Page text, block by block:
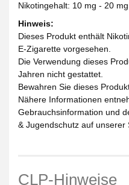
Nikotingehalt: 10 mg - 20
Hinweis:
Dieses Produkt enthält
E-Zigarette vorgesehen.
Die Verwendung dieses
Jahren nicht gestattet.
Bewahren Sie dieses
Nähere Informationen
Gebrauchsinformation und
& Jugendschutz auf unserer
CLP-Hinweise